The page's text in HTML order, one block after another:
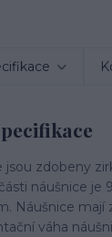
jsou zdobeny
náušnice je
Náušnice mají
váha